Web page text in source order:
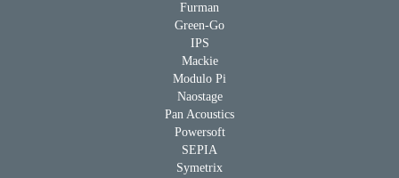
Furman
Green-Go
IPS
Mackie
Modulo Pi
Naostage
Pan Acoustics
Powersoft
SEPIA
Symetrix